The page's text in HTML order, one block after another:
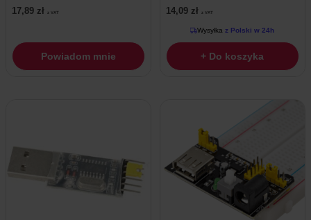
17,89 zł z VAT
Powiadom mnie
14,09 zł z VAT
Wysyłka z Polski w 24h
+ Do koszyka